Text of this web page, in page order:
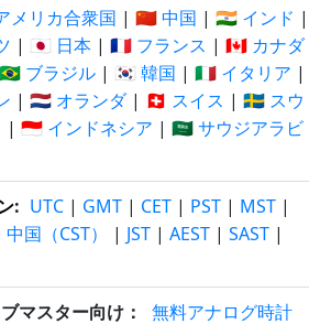
メリカ合衆国 | 🇨🇳 中国 | 🇮🇳 インド |
| 🇯🇵 日本 | 🇫🇷 フランス | 🇨🇦 カナダ
🇧🇷 ブラジル | 🇰🇷 韓国 | 🇮🇹 イタリア |
| 🇳🇱 オランダ| 🇨🇭 スイス | 🇸🇪 スウ
| 🇮🇩 インドネシア | 🇸🇦 サウジアラビ
: UTC | GMT | CET | PST | MST |
中国（CST） | JST | AEST | SAST |
マスター向け： 無料アナログ時計